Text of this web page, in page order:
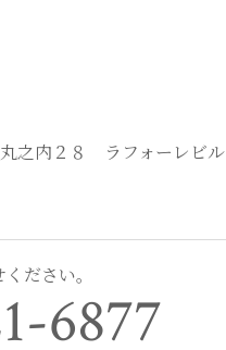
之内２８ ラフォーレビル
ださい。
6877